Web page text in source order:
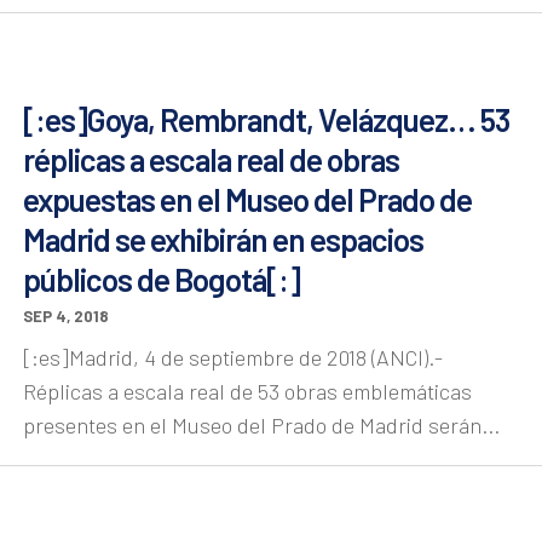
[:es]Goya, Rembrandt, Velázquez… 53
réplicas a escala real de obras
expuestas en el Museo del Prado de
Madrid se exhibirán en espacios
públicos de Bogotá[:]
SEP 4, 2018
[:es]Madrid, 4 de septiembre de 2018 (ANCI).-
Réplicas a escala real de 53 obras emblemáticas
presentes en el Museo del Prado de Madrid serán...